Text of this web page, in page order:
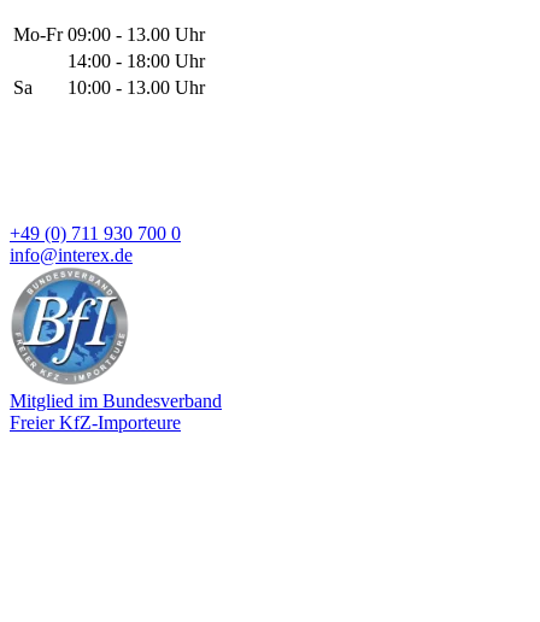
Mo-Fr 09:00 - 13.00 Uhr
14:00 - 18:00 Uhr
Sa
10:00 - 13.00 Uhr
+49 (0) 711 930 700 0
info@interex.de
Mitglied im Bundesverband
Freier KfZ-Importeure